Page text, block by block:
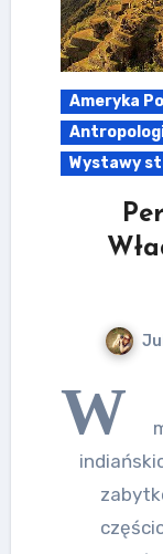
Ameryka
Wystawy
W